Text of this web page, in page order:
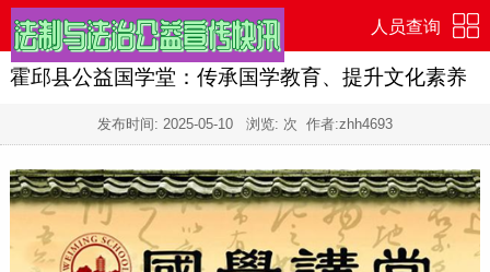
人员查询
霍邱县公益国学堂：传承国学教育、提升文化素养
发布时间: 2025-05-10 浏览: 次 作者:zhh4693